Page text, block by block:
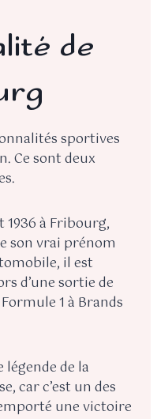
de
sportives
Ce sont deux
à Fribourg,
son vrai prénom
il est
d’une sortie de
1 à Brands
de la
car c’est un des
une victoire